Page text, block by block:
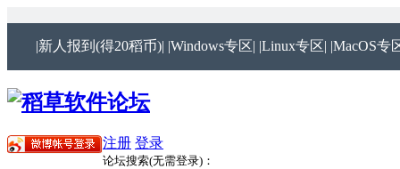
|新人报到(得20稻币)| |Windows专区| |Linux专区| |MacOS专
注册 登录
论坛搜索(无需登录)：